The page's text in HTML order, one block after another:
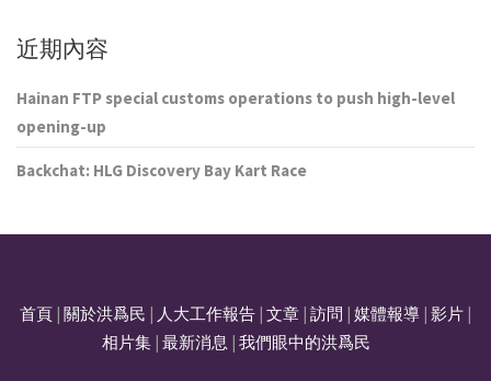
近期內容
Hainan FTP special customs operations to push high-level
opening-up
Backchat: HLG Discovery Bay Kart Race
首頁 關於洪爲民 人大工作報告 文章 訪問 媒體報導 影片
相片集| 最新消息 我們眼中的洪爲民